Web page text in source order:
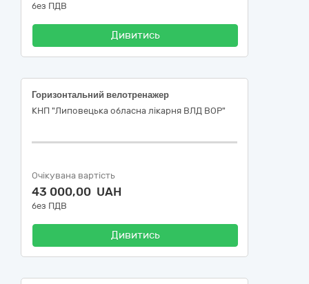
без ПДВ
Дивитись
Горизонтальний велотренажер
КНП "Липовецька обласна лікарня ВЛД ВОР"
Очікувана вартість
43 000,00 UAH
без ПДВ
Дивитись